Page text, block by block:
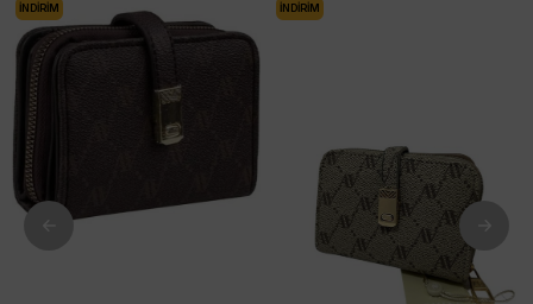
İNDIRIM İNDIRIM